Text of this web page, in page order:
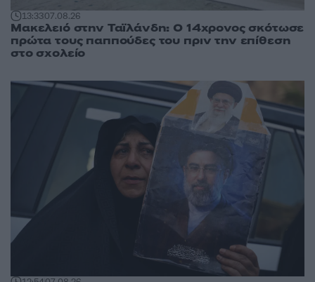
13:3307.08.26
Μακελειό στην Ταϊλάνδη: Ο 14χρονος σκότωσε
πρώτα τους παππούδες του πριν την επίθεση
στο σχολείο